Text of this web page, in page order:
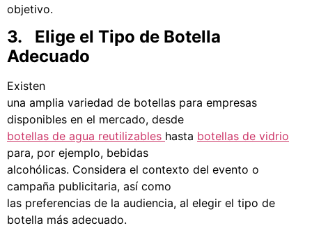
objetivo.
3. Elige el Tipo de Botella
Adecuado
Existen
una amplia variedad de botellas para empresas
disponibles en el mercado, desde
botellas de agua reutilizables hasta botellas de vidrio
para, por ejemplo, bebidas
alcohólicas. Considera el contexto del evento o
campaña publicitaria, así como
las preferencias de la audiencia, al elegir el tipo de
botella más adecuado.